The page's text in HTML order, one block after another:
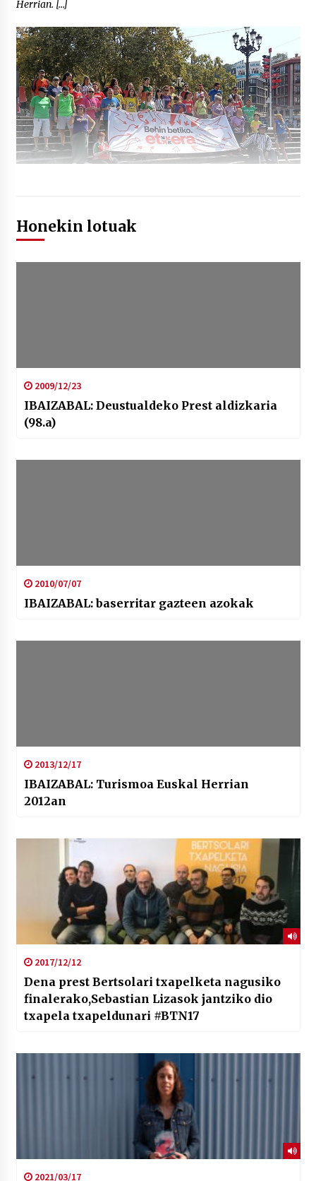
Herrian. […]
Honekin lotuak
2009/12/23
IBAIZABAL: Deustualdeko Prest aldizkaria
(98.a)
2010/07/07
IBAIZABAL: baserritar gazteen azokak
2013/12/17
IBAIZABAL: Turismoa Euskal Herrian
2012an
2017/12/12
Dena prest Bertsolari txapelketa nagusiko
finalerako,Sebastian Lizasok jantziko dio
txapela txapeldunari #BTN17
2021/03/17